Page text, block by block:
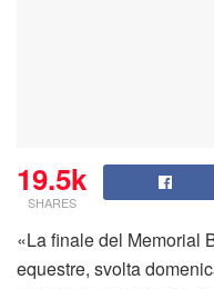
19.5k
SHARES
«La finale del Memorial
equestre, svolta